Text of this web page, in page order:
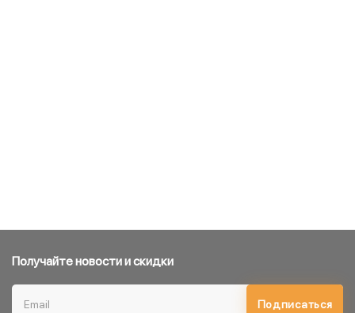
Получайте новости и скидки
Подписаться